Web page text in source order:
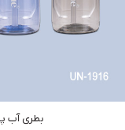
بطری آب